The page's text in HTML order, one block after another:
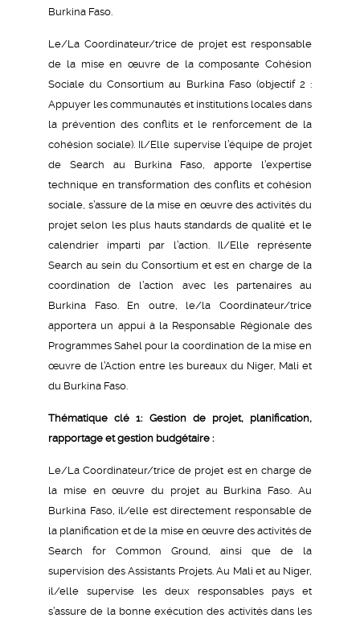
Burkina Faso.
Le/La Coordinateur/trice de projet est responsable
de la mise en œuvre de la composante Cohésion
Sociale du Consortium au Burkina Faso (objectif 2 :
Appuyer les communautés et institutions locales dans
la prévention des conflits et le renforcement de la
cohésion sociale). Il/Elle supervise l’équipe de projet
de Search au Burkina Faso, apporte l’expertise
technique en transformation des conflits et cohésion
sociale, s’assure de la mise en œuvre des activités du
projet selon les plus hauts standards de qualité et le
calendrier imparti par l’action. Il/Elle représente
Search au sein du Consortium et est en charge de la
coordination de l’action avec les partenaires au
Burkina Faso. En outre, le/la Coordinateur/trice
apportera un appui à la Responsable Régionale des
Programmes Sahel pour la coordination de la mise en
œuvre de l’Action entre les bureaux du Niger, Mali et
du Burkina Faso.
Thématique clé 1: Gestion de projet, planification,
rapportage et gestion budgétaire :
Le/La Coordinateur/trice de projet est en charge de
la mise en œuvre du projet au Burkina Faso. Au
Burkina Faso, il/elle est directement responsable de
la planification et de la mise en œuvre des activités de
Search for Common Ground, ainsi que de la
supervision des Assistants Projets. Au Mali et au Niger,
il/elle supervise les deux responsables pays et
s’assure de la bonne exécution des activités dans les